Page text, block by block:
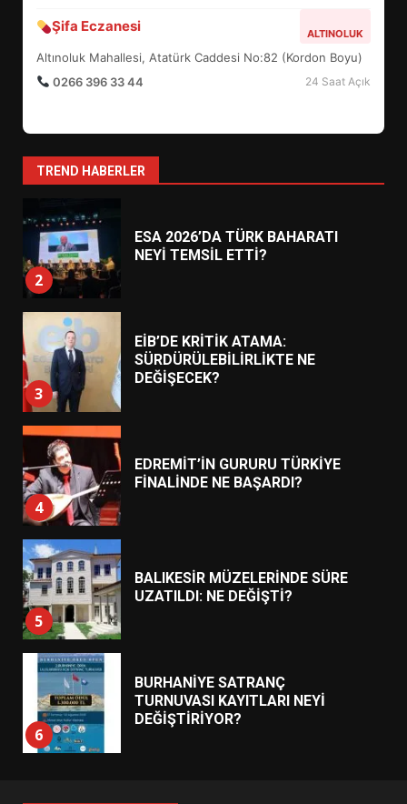
Şifa Eczanesi ALTINOLUK
Altınoluk Mahallesi, Atatürk Caddesi No:82 (Kordon Boyu)
0266 396 33 44
24 Saat Açık
TREND HABERLER
7
YENİ YÖNETİM NASIL
ŞEKİLLENDİ?
1
HAREKETE GEÇİYOR: GÖZLER
2
ESA 2026’DA TÜRK BAHARATI
NEYİ TEMSİL ETTİ?
3
EİB’DE KRİTİK ATAMA:
SÜRDÜRÜLEBİLİRLİKTE NE
DEĞİŞECEK?
4
EDREMİT’İN GURURU TÜRKİYE
FİNALİNDE NE BAŞARDI?
5
BALIKESİR MÜZELERİNDE SÜRE
UZATILDI: NE DEĞİŞTİ?
6
BURHANİYE SATRANÇ
TURNUVASI KAYITLARI NEYİ
DEĞİŞTİRİYOR?